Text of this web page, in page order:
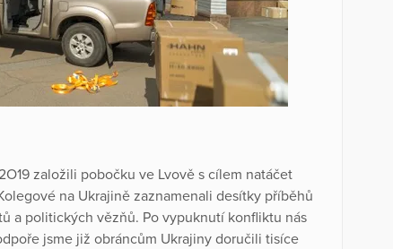
založili pobočku ve Lvově s cílem natáčet
na Ukrajině zaznamenali desítky příběhů
a politických vězňů. Po vypuknutí konfliktu nás
jsme již obráncům Ukrajiny doručili tisíce